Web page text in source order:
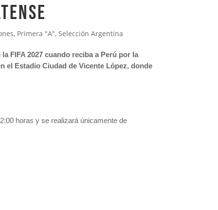
, Primera "A", Selección Argentina
FIFA 2027 cuando reciba a Perú por la
el Estadio Ciudad de Vicente López, donde
horas y se realizará únicamente de